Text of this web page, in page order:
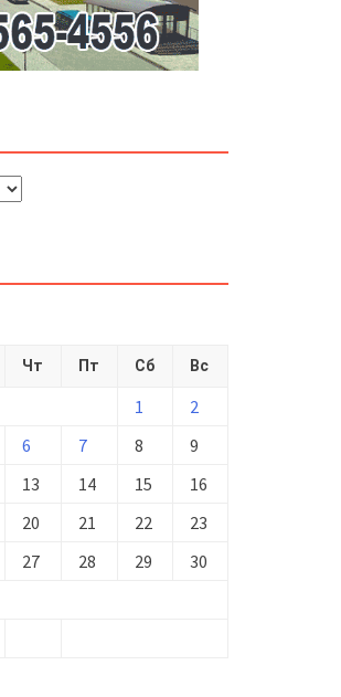
Чт Пт Сб Вс
1
2
6 7 8
9
13 14 15
16
20 21 22
23
27 28 29
30